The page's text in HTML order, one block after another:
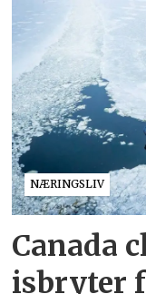
NÆRINGSLIV
Canada
isbryter